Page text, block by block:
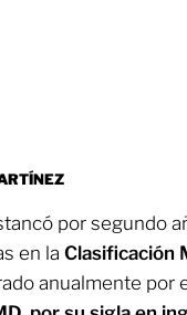
por segundo
en la Clasificación
anualmente por